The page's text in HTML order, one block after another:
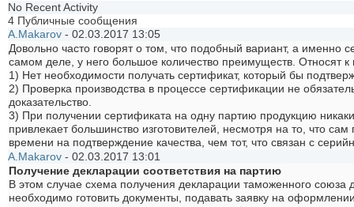
No Recent Activity
4 Публичные сообщения
A.Makarov - 02.03.2017 13:05
Довольно часто говорят о том, что подобный вариант, а именно
самом деле, у него большое количество преимуществ. Относят
1) Нет необходимости получать сертификат, который бы
2) Проверка производства в процессе сертификации не
доказательство.
3) При получении сертификата на одну партию продукцию
привлекает большинство изготовителей, несмотря на то, что
времени на подтверждение качества, чем тот, что связан с
A.Makarov - 02.03.2017 13:01
Получение декларации соответствия на партию
В этом случае схема получения декларации таможенного союза
необходимо готовить документы, подавать заявку на